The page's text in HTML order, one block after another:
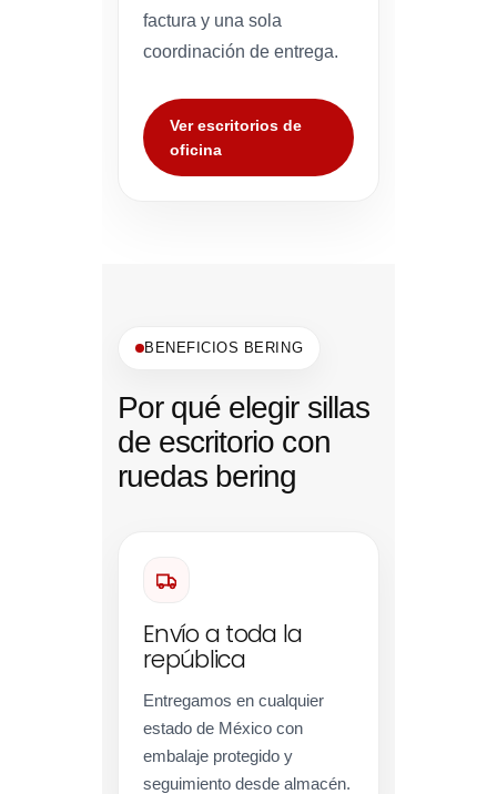
factura y una sola
coordinación de entrega.
Ver escritorios de
oficina
BENEFICIOS BERING
Por qué elegir sillas
de escritorio con
ruedas bering
Envío a toda la
república
Entregamos en cualquier
estado de México con
embalaje protegido y
seguimiento desde almacén.